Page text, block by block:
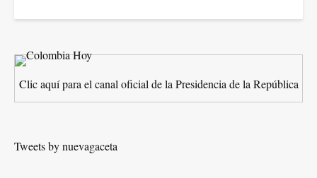
Clic aquí para el canal oficial de la Presidencia de la República
Tweets by nuevagaceta